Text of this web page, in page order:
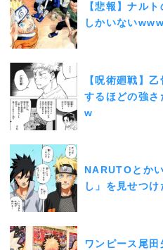
【悲報】ナル
しかいない
【呪術廻戦】
するほどの強
w
NARUTOとか
し」を見せつ
ワンピース尾